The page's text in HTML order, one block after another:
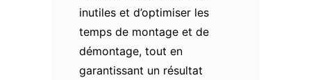
inutiles et d’optimiser les
temps de montage et de
démontage, tout en
garantissant un résultat